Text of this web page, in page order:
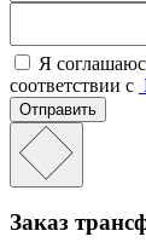
Я
соответствии с
Отправить
Заказ